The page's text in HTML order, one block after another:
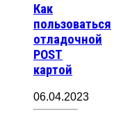
Как
пользоваться
отладочной
POST
картой
06.04.2023